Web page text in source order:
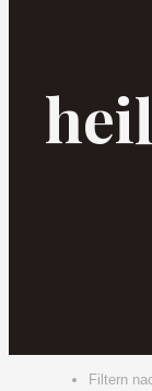
Filtern